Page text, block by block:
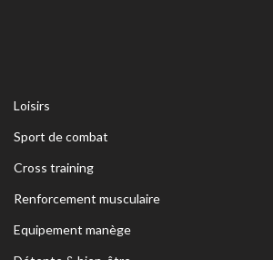
Loisirs
Sport de combat
Cross training
Renforcement musculaire
Equipement manège